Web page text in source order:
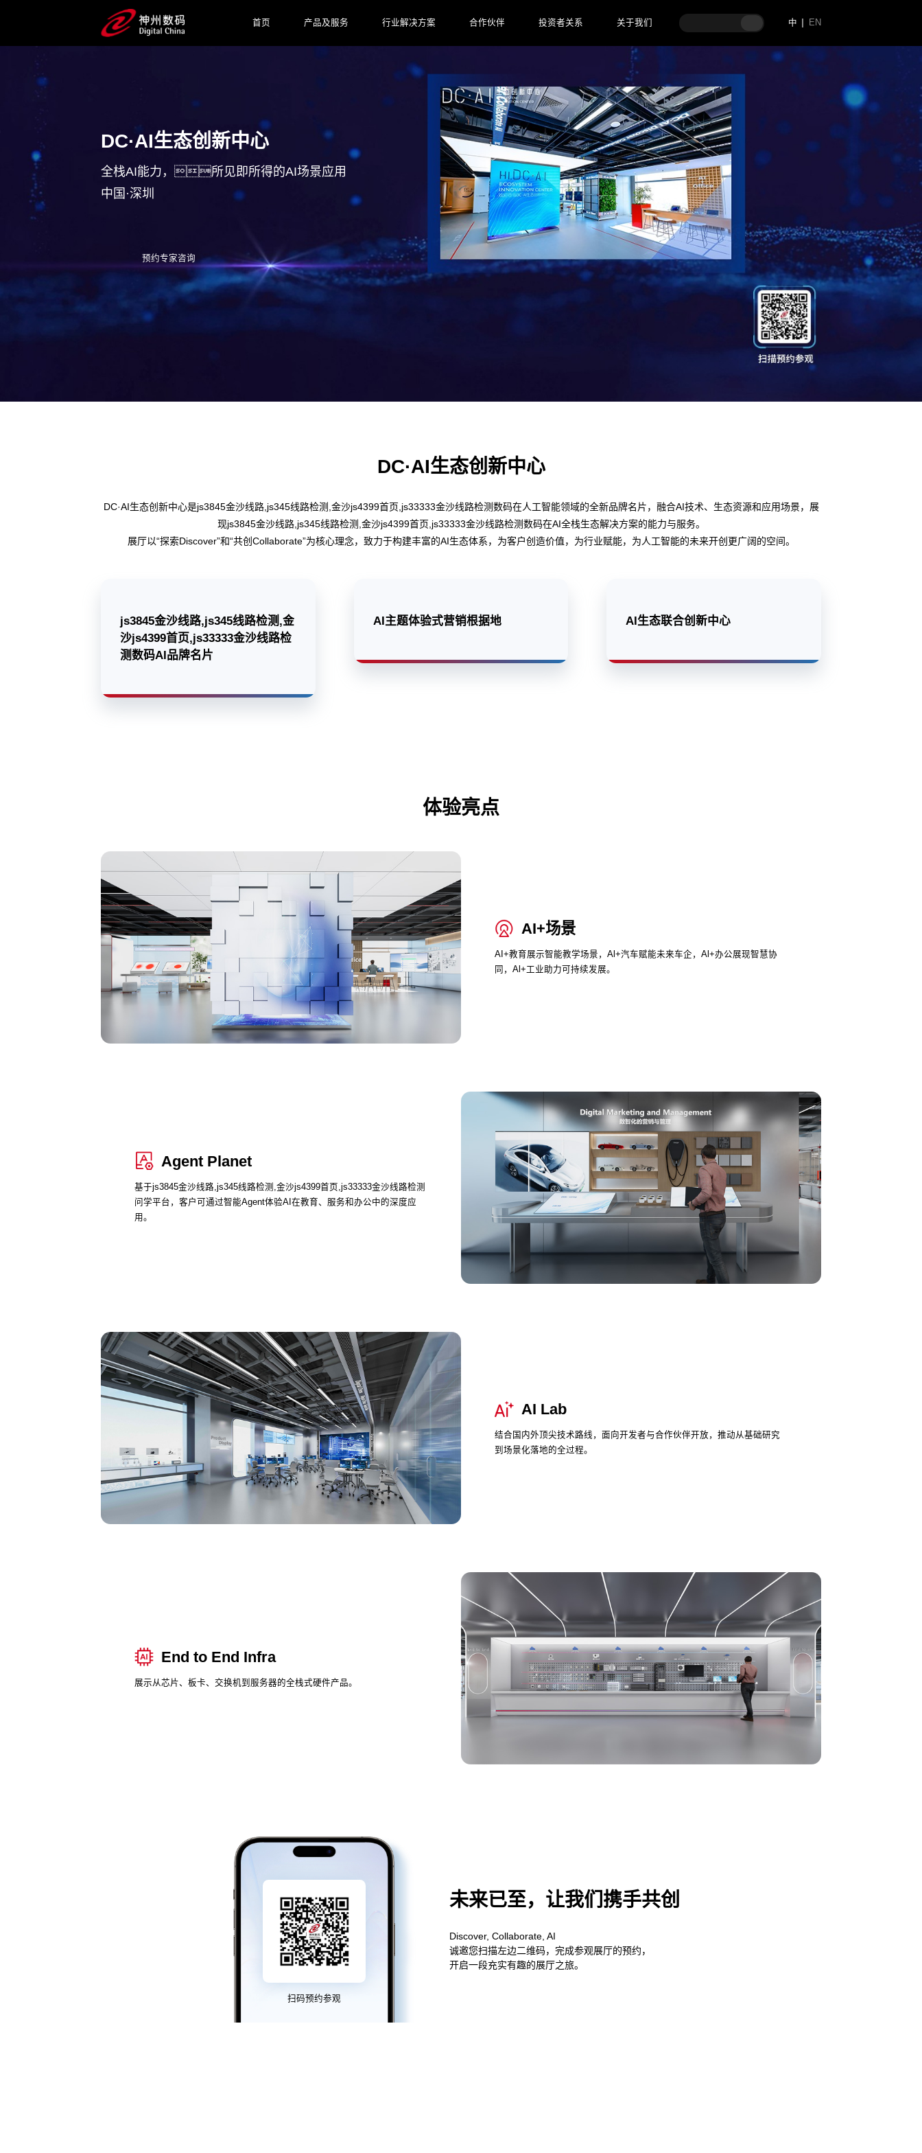
首页 产品及服务 行业解决方案 合作伙伴 投资者关系 关于我们 中 EN
DC·AI生态创新中心
全栈AI能力，所见即所得的AI场景应用
中国·深圳
预约专家咨询
DC·AI生态创新中心
DC·AI生态创新中心是js3845金沙线路,js345线路检测,金沙js4399首页,js33333金沙线路检测数码在人工智能领域的全新品牌名片，融合AI技术、生态资源和应用场景，展
现js3845金沙线路,js345线路检测,金沙js4399首页,js33333金沙线路检测数码在AI全栈生态解决方案的能力与服务。
展厅以“探索Discover”和“共创Collaborate”为核心理念，致力于构建丰富的AI生态体系，为客户创造价值，为行业赋能，为人工智能的未来开创更广阔的空间。
js3845金沙线路,js345线路检测,金
沙js4399首页,js33333金沙线路检
测数码AI品牌名片
AI主题体验式营销根据地 AI生态联合创新中心
体验亮点
AI+场景
AI+教育展示智能教学场景，Al+汽车赋能未来车企，Al+办公展现智慧协
同，Al+工业助力可持续发展。
Agent Planet
基于js3845金沙线路,js345线路检测,金沙js4399首页,js33333金沙线路检测
问学平台，客户可通过智能Agent体验AI在教育、服务和办公中的深度应
用。
AI Lab
结合国内外顶尖技术路线，面向开发者与合作伙伴开放，推动从基础研究
到场景化落地的全过程。
End to End Infra
展示从芯片、板卡、交换机到服务器的全栈式硬件产品。
未来已至，让我们携手共创
Discover, Collaborate, AI
诚邀您扫描左边二维码，完成参观展厅的预约，
开启一段充实有趣的展厅之旅。
扫码预约参观